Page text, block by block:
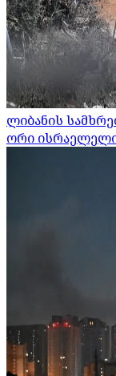
ლიბანის
ორი